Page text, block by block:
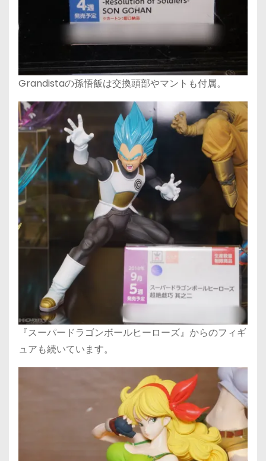
Grandistaの孫悟飯は交換頭部やマントも付属。
『スーパードラゴンボールヒーローズ』からのフィギ
ュアも続いています。